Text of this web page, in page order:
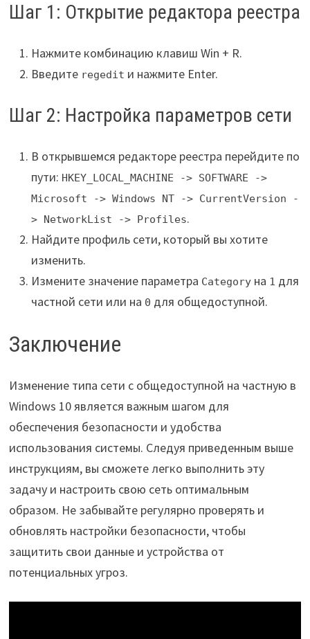
Шаг 1: Открытие редактора реестра
Нажмите комбинацию клавиш Win + R.
Введите regedit и нажмите Enter.
Шаг 2: Настройка параметров сети
В открывшемся редакторе реестра перейдите по
пути: HKEY_LOCAL_MACHINE -> SOFTWARE ->
Microsoft -> Windows NT -> CurrentVersion -
> NetworkList -> Profiles.
Найдите профиль сети, который вы хотите
изменить.
Измените значение параметра Categoryна 1 для
частной сети или на 0 для общедоступной.
Заключение
Изменение типа сети с общедоступной на частную в
Windows 10 является важным шагом для
обеспечения безопасности и удобства
использования системы. Следуя приведенным выше
инструкциям, вы сможете легко выполнить эту
задачу и настроить свою сеть оптимальным
образом. Не забывайте регулярно проверять и
обновлять настройки безопасности, чтобы
защитить свои данные и устройства от
потенциальных угроз.